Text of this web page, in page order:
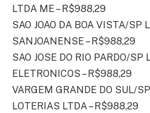
LTDA ME – R$988,29
SAO JOAO DA BOA VISTA/SP
SANJOANENSE – R$988,29
SAO JOSE DO RIO PARDO/
ELETRONICOS – R$988,29
VARGEM GRANDE DO SUL/
LOTERIAS LTDA – R$988,29